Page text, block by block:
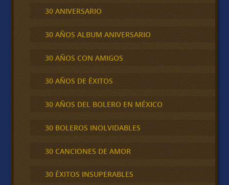
30 ANIVERSARIO
30 AÑOS ALBUM ANIVERSARIO
30 AÑOS CON AMIGOS
30 AÑOS DE ÉXITOS
30 AÑOS DEL BOLERO EN MÉXICO
30 BOLEROS INOLVIDABLES
30 CANCIONES DE AMOR
30 ÉXITOS INSUPERABLES